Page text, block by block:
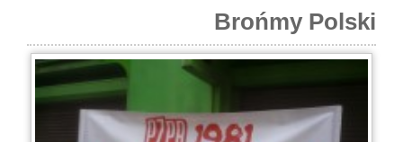
Brońmy Polski